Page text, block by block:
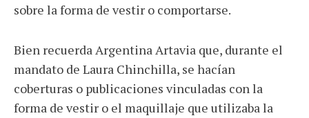
sobre la forma de vestir o comportarse.
Bien recuerda Argentina Artavia que, durante el
mandato de Laura Chinchilla, se hacían
coberturas o publicaciones vinculadas con la
forma de vestir o el maquillaje que utilizaba la